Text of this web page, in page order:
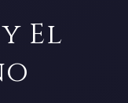
El